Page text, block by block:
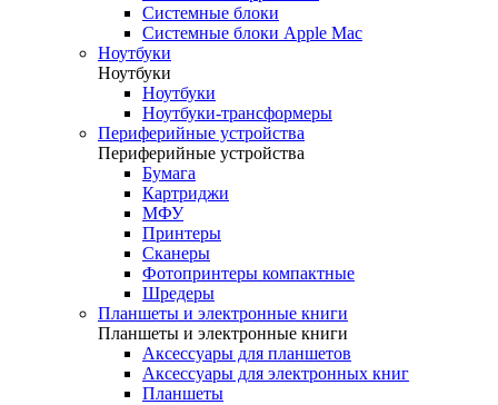
Системные блоки
Системные блоки Apple Mac
Ноутбуки
Ноутбуки
Ноутбуки
Ноутбуки-трансформеры
Периферийные устройства
Периферийные устройства
Бумага
Картриджи
МФУ
Принтеры
Сканеры
Фотопринтеры компактные
Шредеры
Планшеты и электронные книги
Планшеты и электронные книги
Аксессуары для планшетов
Аксессуары для электронных книг
Планшеты